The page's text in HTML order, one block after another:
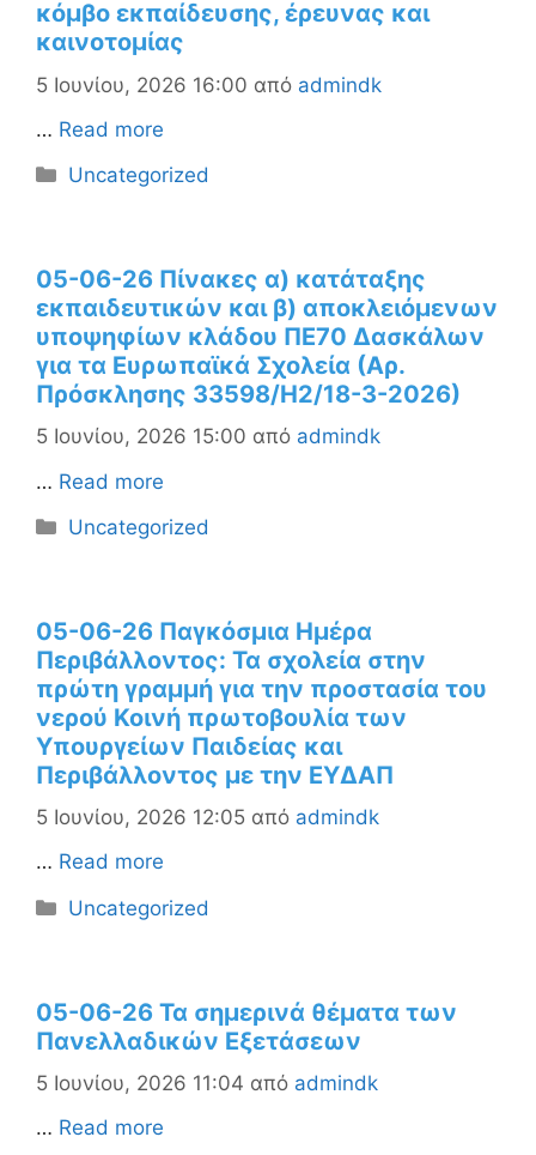
κόμβο εκπαίδευσης, έρευνας και
καινοτομίας
5 Ιουνίου, 2026 16:00 από admindk
… Read more
Κατηγορίες
Uncategorized
05-06-26 Πίνακες α) κατάταξης
εκπαιδευτικών και β) αποκλειόμενων
υποψηφίων κλάδου ΠΕ70 Δασκάλων
για τα Ευρωπαϊκά Σχολεία (Αρ.
Πρόσκλησης 33598/Η2/18-3-2026)
5 Ιουνίου, 2026 15:00 από admindk
… Read more
Κατηγορίες
Uncategorized
05-06-26 Παγκόσμια Ημέρα
Περιβάλλοντος: Τα σχολεία στην
πρώτη γραμμή για την προστασία του
νερού Κοινή πρωτοβουλία των
Υπουργείων Παιδείας και
Περιβάλλοντος με την ΕΥΔΑΠ
5 Ιουνίου, 2026 12:05 από admindk
… Read more
Κατηγορίες
Uncategorized
05-06-26 Τα σημερινά θέματα των
Πανελλαδικών Εξετάσεων
5 Ιουνίου, 2026 11:04 από admindk
… Read more